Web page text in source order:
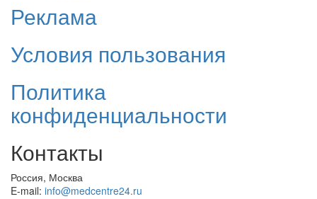
Реклама
Условия пользования
Политика
конфиденциальности
Контакты
Россия, Москва
E-mail: info@medcentre24.ru